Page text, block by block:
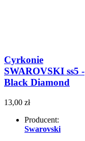
Cyrkonie
SWAROVSKI ss5 -
Black Diamond
13,00 zł
Producent:
Swarovski